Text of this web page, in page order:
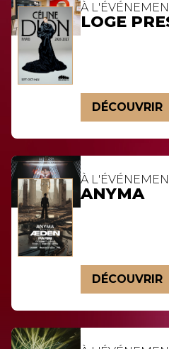
À
LOGE
DÉCOUVRIR
À
ANYMA
DÉCOUVRIR